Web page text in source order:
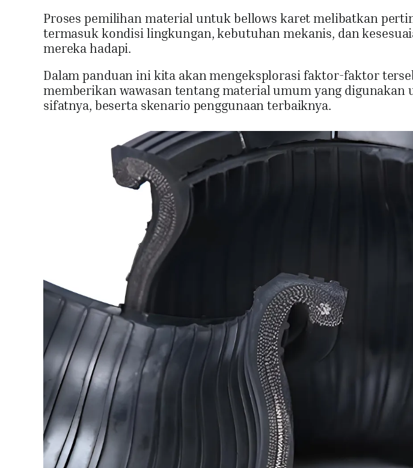
Proses pemilihan material untuk bellows karet melibatkan
termasuk kondisi lingkungan, kebutuhan mekanis, dan
mereka hadapi.
Dalam panduan ini kita akan mengeksplorasi faktor-faktor
memberikan wawasan tentang material umum yang
sifatnya, beserta skenario penggunaan terbaiknya.